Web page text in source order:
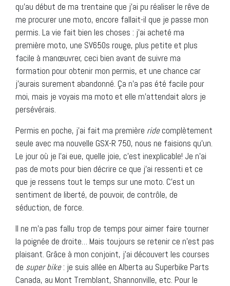
qu’au début de ma trentaine que j’ai pu réaliser le rêve de
me procurer une moto, encore fallait-il que je passe mon
permis. La vie fait bien les choses : j’ai acheté ma
première moto, une SV650s rouge, plus petite et plus
facile à manœuvrer, ceci bien avant de suivre ma
formation pour obtenir mon permis, et une chance car
j’aurais surement abandonné. Ça n’a pas été facile pour
moi, mais je voyais ma moto et elle m’attendait alors je
persévérais.
Permis en poche, j’ai fait ma première ridecomplètement
seule avec ma nouvelle GSX-R 750, nous ne faisions qu’un.
Le jour où je l’ai eue, quelle joie, c’est inexplicable! Je n’ai
pas de mots pour bien décrire ce que j’ai ressenti et ce
que je ressens tout le temps sur une moto. C’est un
sentiment de liberté, de pouvoir, de contrôle, de
séduction, de force.
Il ne m’a pas fallu trop de temps pour aimer faire tourner
la poignée de droite… Mais toujours se retenir ce n’est pas
plaisant. Grâce à mon conjoint, j’ai découvert les courses
de super bike: je suis allée en Alberta au Superbike Parts
Canada, au Mont Tremblant, Shannonville, etc. Pour le